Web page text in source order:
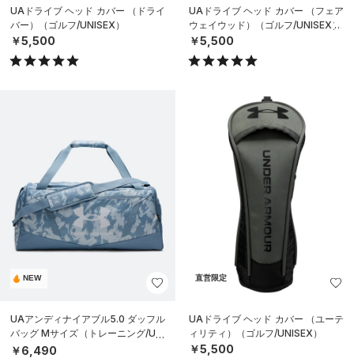
UAドライブ ヘッド カバー （ドライ
バー）（ゴルフ/UNISEX）
￥5,500
UAドライブ ヘッド カバー （フェア
ウェイウッド）（ゴルフ/UNISEX）
￥5,500
NEW
UAアンディナイアブル5.0 ダッフル
バッグ Mサイズ（トレーニング/UNI
SEX）
￥6,490
直営限定
UAドライブ ヘッド カバー （ユーテ
ィリティ）（ゴルフ/UNISEX）
￥5,500